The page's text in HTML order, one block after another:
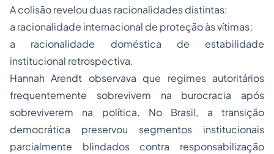
A colisão revelou duas racionalidades distintas:
a racionalidade internacional de proteção às vítimas;
a racionalidade doméstica de estabilidade
institucional retrospectiva.
Hannah Arendt observava que regimes autoritários
frequentemente sobrevivem na burocracia após
sobreviverem na política. No Brasil, a transição
democrática preservou segmentos institucionais
parcialmente blindados contra responsabilização